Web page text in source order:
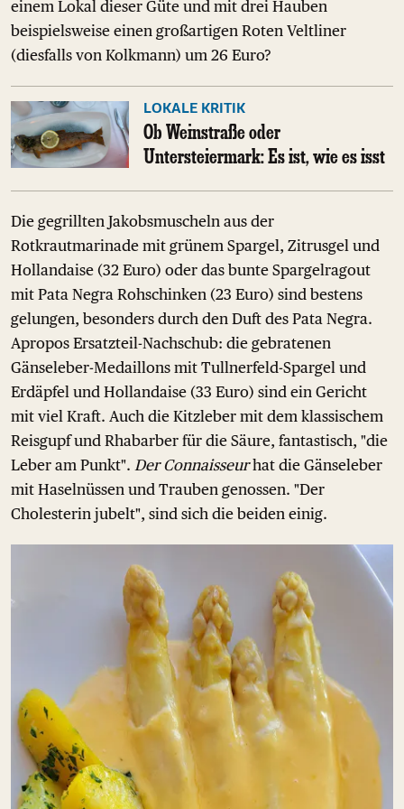
einem Lokal dieser Güte und mit drei Hauben
beispielsweise einen großartigen Roten Veltliner
(diesfalls von Kolkmann) um 26 Euro?
LOKALE KRITIK
Ob Weinstraße oder
Untersteiermark: Es ist, wie es isst
Die gegrillten Jakobsmuscheln aus der
Rotkrautmarinade mit grünem Spargel, Zitrusgel und
Hollandaise (32 Euro) oder das bunte Spargelragout
mit Pata Negra Rohschinken (23 Euro) sind bestens
gelungen, besonders durch den Duft des Pata Negra.
Apropos Ersatzteil-Nachschub: die gebratenen
Gänseleber-Medaillons mit Tullnerfeld-Spargel und
Erdäpfel und Hollandaise (33 Euro) sind ein Gericht
mit viel Kraft. Auch die Kitzleber mit dem klassischem
Reisgupf und Rhabarber für die Säure, fantastisch, "die
Leber am Punkt". Der Connaisseurhat die Gänseleber
mit Haselnüssen und Trauben genossen. "Der
Cholesterin jubelt", sind sich die beiden einig.